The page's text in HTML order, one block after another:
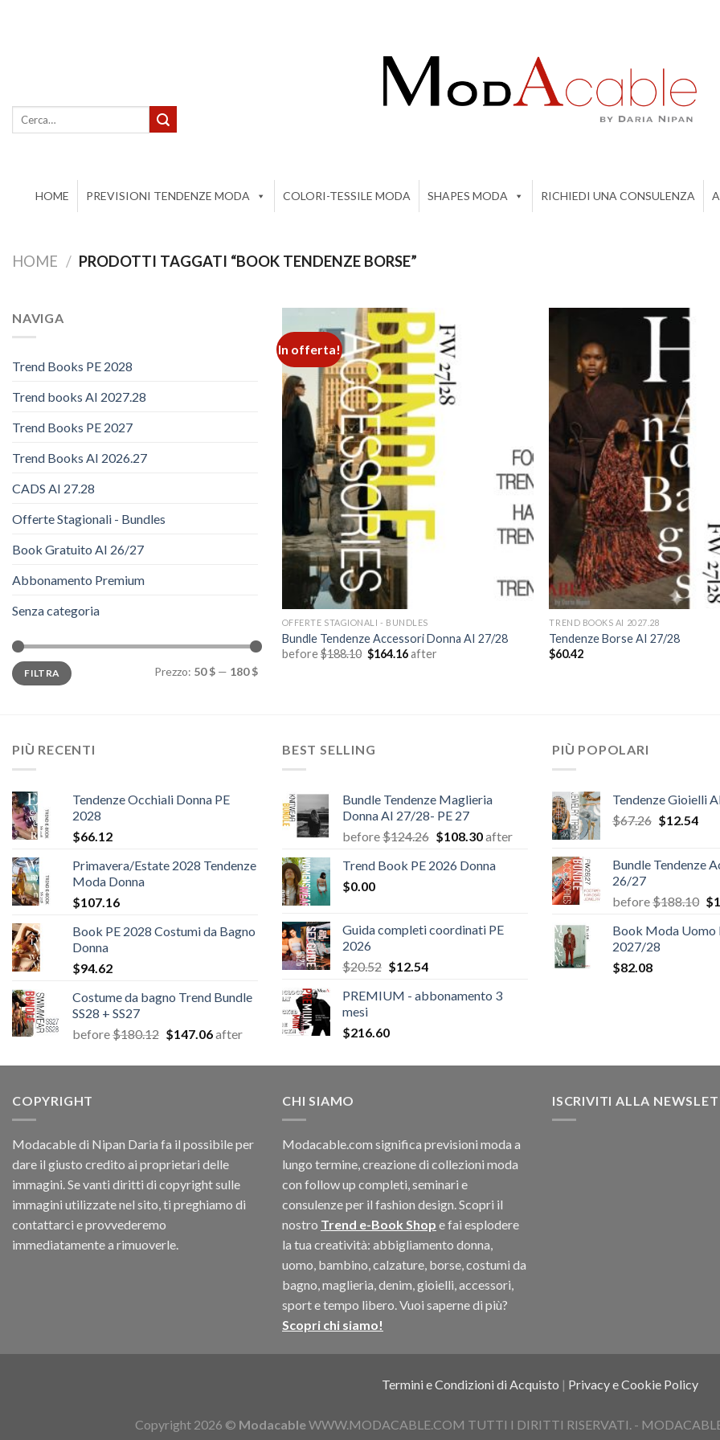
Cerca:
HOME PREVISIONI TENDENZE MODA COLORI-TESSILE MODA SHAPES MODA RICHIEDI UNA CONSULENZA
HOME / PRODOTTI TAGGATI “BOOK TENDENZE BORSE”
NAVIGA
Trend Books PE 2028
Trend books AI 2027.28
Trend Books PE 2027
Trend Books AI 2026.27
CADS AI 27.28
Offerte Stagionali - Bundles
Book Gratuito AI 26/27
Abbonamento Premium
Senza categoria
Prezzo
Min
Prezzo
MaxFILTRA Prezzo: 50 $ — 180 $
In offerta!
OFFERTE STAGIONALI - BUNDLES
Bundle Tendenze Accessori Donna AI 27/28
before$188.10 Il
prezzo
$164.16Ilafter
TREND BOOKS AI 2027.28
Tendenze Borse AI 27/28
$60.42
PIÙ RECENTI
Tendenze Occhiali Donna PE
2028
$66.12
Primavera/Estate 2028 Tendenze
Moda Donna
$107.16
Book PE 2028 Costumi da Bagno
Donna
$94.62
Costume da bagno Trend Bundle
SS28 + SS27
before$180.12 Il
originale
$147.06Il
attuale
after
BEST SELLING
Bundle Tendenze Maglieria
Donna AI 27/28- PE 27
before$124.26 Il
originale
$108.30Il
attuale
after
Trend Book PE 2026 Donna
$0.00
Guida completi coordinati PE
2026
$20.52 Il
originale
$20.52.
$12.54Il
attuale
PREMIUM - abbonamento 3
mesi
$216.60
PIÙ POPOLARI
Tendenze Gioielli
$67.26 Il
era:
$12.54Il
è:
Bundle Tendenze
26/27
before$188.10 Il
$
Book Moda
2027/28
$82.08
COPYRIGHT
Modacable di Nipan Daria fa il possibile per
dare il giusto credito ai proprietari delle
immagini. Se vanti diritti di copyright sulle
immagini utilizzate nel sito, ti preghiamo di
contattarci e provvederemo
immediatamente a rimuoverle.
CHI SIAMO
Modacable.com significa previsioni moda a
lungo termine, creazione di collezioni moda
con follow up completi, seminari e
consulenze per il fashion design. Scopri il
nostro Trend e-Book Shop e fai esplodere
la tua creatività: abbigliamento donna,
uomo, bambino, calzature, borse, costumi da
bagno, maglieria, denim, gioielli, accessori,
sport e tempo libero. Vuoi saperne di più?
Scopri chi siamo!
ISCRIVITI ALLA
Termini e Condizioni di Acquisto | Privacy e Cookie Policy
Copyright 2026 © ModacableWWW.MODACABLE.COM TUTTI I DIRITTI RISERVATI. -